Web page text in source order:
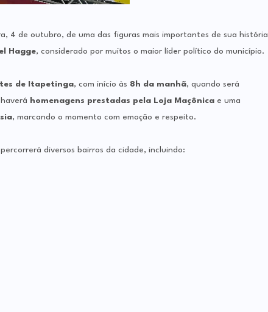
4 de outubro, de uma das figuras mais importantes de sua história
Hagge, considerado por muitos o maior líder político do município.
de Itapetinga, com início às 8h da manhã, quando será
homenagens prestadas pela Loja Maçônicae uma
, marcando o momento com emoção e respeito.
diversos bairros da cidade, incluindo: